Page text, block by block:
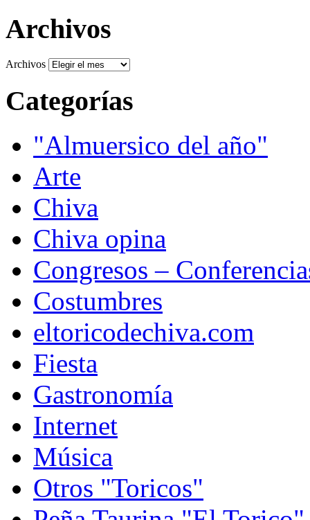
Archivos
Archivos
Categorías
"Almuersico del año"
Arte
Chiva
Chiva opina
Congresos –
Costumbres
eltoricodechiva.com
Fiesta
Gastronomía
Internet
Música
Otros "Toricos"